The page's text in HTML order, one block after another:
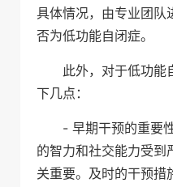
具体情况，由专业团队
否为低功能自闭症。
此外，对于低功能
下几点：
- 早期干预的重要
的智力和社交能力受到
关重要。及时的干预措